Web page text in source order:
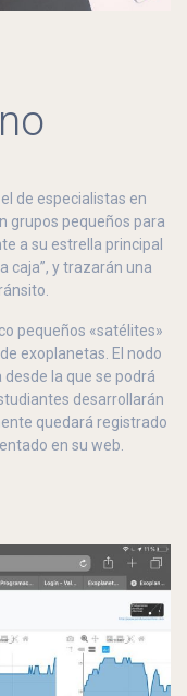
de especialistas en
grupos pequeños para
a su estrella principal
caja”, y trazarán una
pequeños «satélites»
exoplanetas. El nodo
la que se podrá
desarrollarán
quedará registrado
en su web.